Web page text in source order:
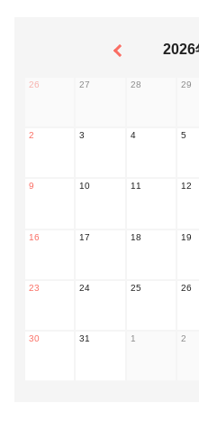
2026
26 27 28 29
2 3 4 5
9 10 11 12
16 17 18 19
23 24 25 26
30 31 1 2